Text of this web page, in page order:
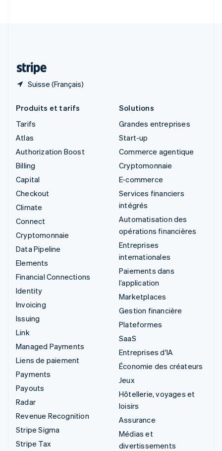
Suisse (Français)
Produits et tarifs
Tarifs
Atlas
Authorization Boost
Billing
Capital
Checkout
Climate
Connect
Cryptomonnaie
Data Pipeline
Elements
Financial Connections
Identity
Invoicing
Issuing
Link
Managed Payments
Liens de paiement
Payments
Payouts
Radar
Revenue Recognition
Stripe Sigma
Stripe Tax
Solutions
Grandes entreprises
Start-up
Commerce agentique
Cryptomonnaie
E-commerce
Services financiers
intégrés
Automatisation des
opérations financières
Entreprises
internationales
Paiements dans
l’application
Marketplaces
Gestion financière
Plateformes
SaaS
Entreprises d'IA
Économie des créateurs
Jeux
Hôtellerie, voyages et
loisirs
Assurance
Médias et
divertissements